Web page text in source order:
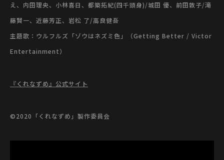
え、内田理央、小林喜日、都築拓紀(四千頭身)/城田 優、前田敦子/滝
藤賢一、近藤芳正、岩松 了/高良健吾
主題歌：ウルフルズ「ゾウはネズミ色」（Getting Better / Victor
Entertainment）
『くれなずめ』公式サイト
©2020「くれなずめ」製作委員会